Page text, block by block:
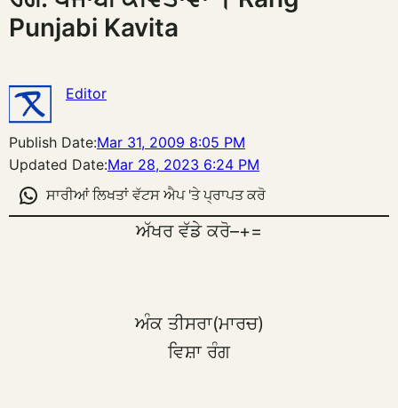
Punjabi Kavita
Editor
Publish Date:Mar 31, 2009 8:05 PM
Updated Date:Mar 28, 2023 6:24 PM
ਸਾਰੀਆਂ ਲਿਖਤਾਂ ਵੱਟਸ ਐਪ 'ਤੇ ਪ੍ਰਾਪਤ ਕਰੋ
ਅੱਖਰ ਵੱਡੇ ਕਰੋ–+=
ਅੰਕ ਤੀਸਰਾ(ਮਾਰਚ)
ਵਿਸ਼ਾ ਰੰਗ